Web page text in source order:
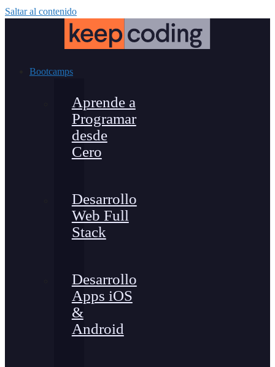
Saltar al contenido
Bootcamps
Aprende a
Programar
desde
Cero
Desarrollo
Web Full
Stack
Desarrollo
Apps iOS
&
Android